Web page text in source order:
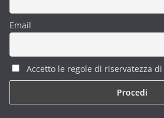
Email
Accetto le regole di riservatezza